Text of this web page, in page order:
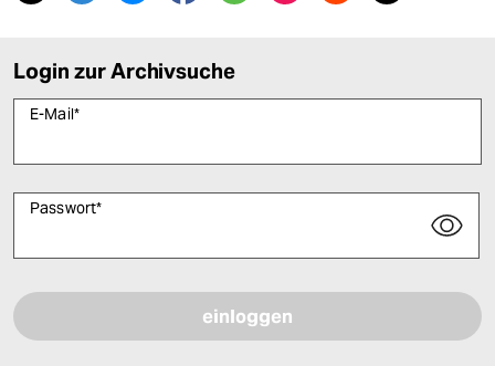
Login zur Archivsuche
E-Mail*
Passwort*